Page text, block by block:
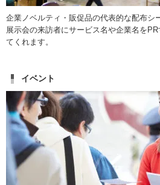
企業ノベルティ・販促品の代表的な配布シ
展示会の来訪者にサービス名や企業名を
てくれます。
イベント